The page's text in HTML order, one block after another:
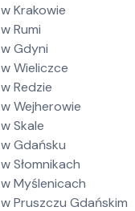
w Krakowie
w Rumi
w Gdyni
w Wieliczce
w Redzie
w Wejherowie
w Skale
w Gdańsku
w Słomnikach
w Myślenicach
w Pruszczu Gdańskim